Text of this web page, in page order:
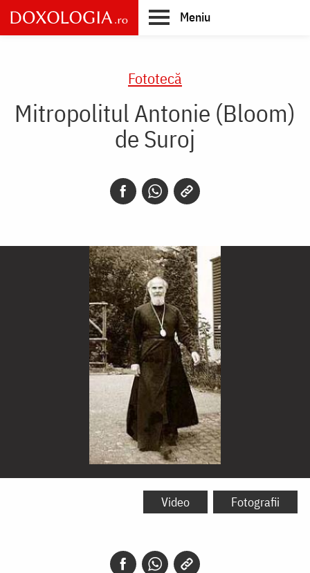
Skip
to
main
Meniu
Fototecă
Mitropolitul Antonie (Bloom)
de Suroj
Mitropolitul
Video Fotografii